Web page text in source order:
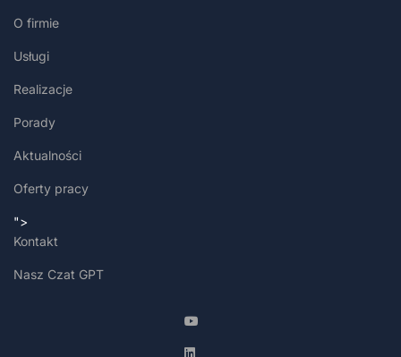
O firmie
Usługi
Realizacje
Porady
Aktualności
Oferty pracy
">
Kontakt
Nasz Czat GPT